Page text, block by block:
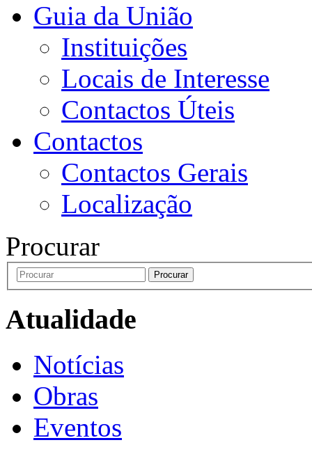
Guia da União
Instituições
Locais de Interesse
Contactos Úteis
Contactos
Contactos Gerais
Localização
Procurar
Procurar
Atualidade
Notícias
Obras
Eventos